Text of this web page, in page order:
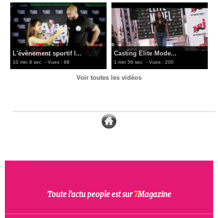
L'évènement sportif l...
10 min 8 sec - Vues : 68
Casting Elite Mode...
1 min 56 sec - Vues : 200
Voir toutes les vidéos
Toute l’actu people est sur7Magazine